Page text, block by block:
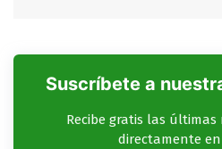
Suscríbete a
Recibe gratis las
directamente